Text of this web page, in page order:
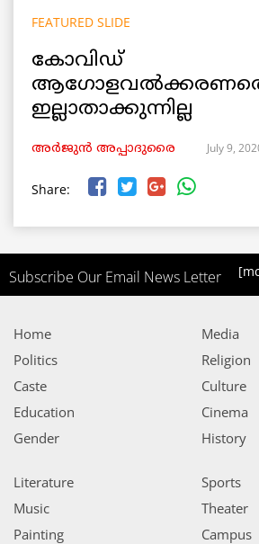
FEATURED SLIDE
കോവിഡ്
ഇല്ലാതാക്കുന്നില്ല
അർജുൻ അപ്പാദുരൈ July 9,
Share:
Subscribe Our Email News Letter
Home
Politics
Caste
Education
Gender
Media
Religion
Culture
Cinema
History
Literature
Music
Painting
Sports
Theater
Campus